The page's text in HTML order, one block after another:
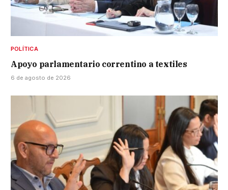
POLÍTICA
Apoyo parlamentario correntino a textiles
6 de agosto de 2026